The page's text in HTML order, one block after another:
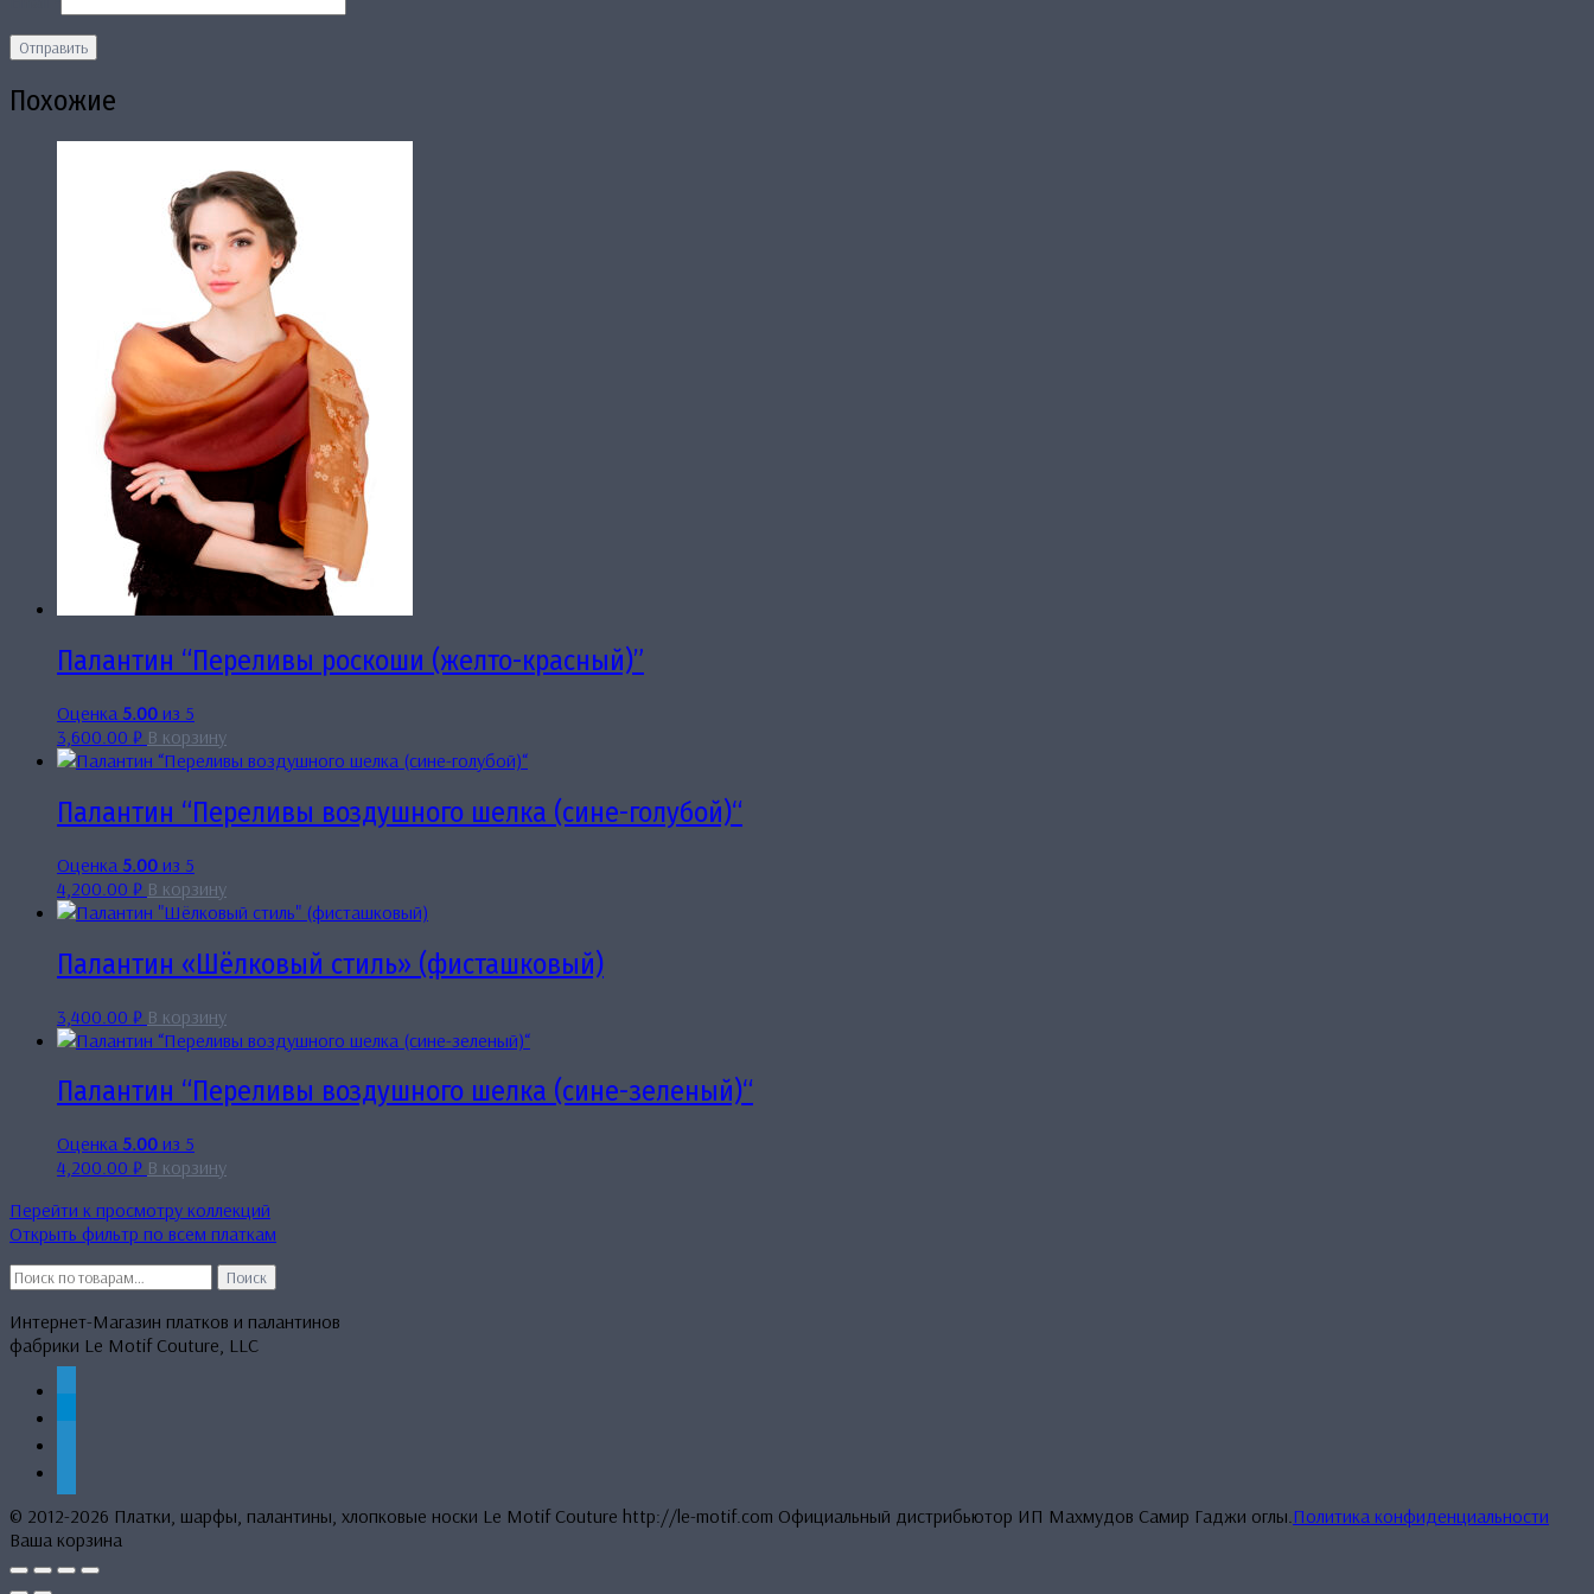
Похожие
Палантин “Переливы роскоши (желто-красный)”
Оценка 5.00 из 5
3,600.00 ₽ В корзину
Палантин “Переливы воздушного шелка (сине-голубой)“
Оценка 5.00 из 5
4,200.00 ₽ В корзину
Палантин «Шёлковый стиль» (фисташковый)
3,400.00 ₽ В корзину
Палантин “Переливы воздушного шелка (сине-зеленый)“
Оценка 5.00 из 5
4,200.00 ₽ В корзину
Перейти к просмотру коллекций
Открыть фильтр по всем платкам
Искать:
Поиск
Интернет-Магазин платков и палантинов
фабрики Le Motif Couture, LLC
© 2012-2026 Платки, шарфы, палантины, хлопковые носки Le Motif Couture http://le-motif.com Официальный дистрибьютор ИП Махмудов Самир Гаджи оглы.Политика конфиденциальности
Ваша корзина